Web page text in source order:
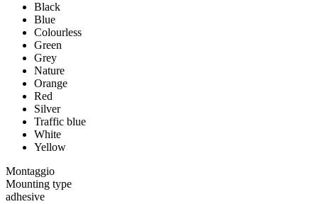
Black
Blue
Colourless
Green
Grey
Nature
Orange
Red
Silver
Traffic blue
White
Yellow
Montaggio
Mounting type
adhesive